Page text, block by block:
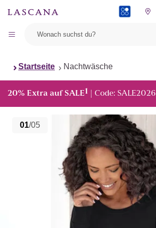
Startseite Nachtwäsche
20% Extra auf SALE1 | Code: SALE2026
01/05